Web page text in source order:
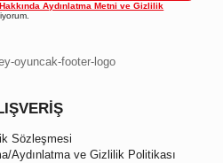
Aydınlatma Metni ve Gizlilik
Sözleşmesi
Aydınlatma ve Gizlilik Politikası